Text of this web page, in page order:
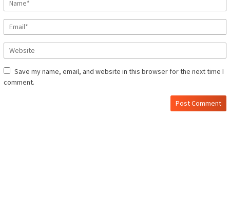
Save my name, email, and website in this browser for the next time I
comment.